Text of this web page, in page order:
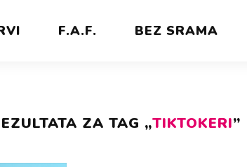
F.A.F. BEZ SRAMA
ZA TAG „TIKTOKERI”